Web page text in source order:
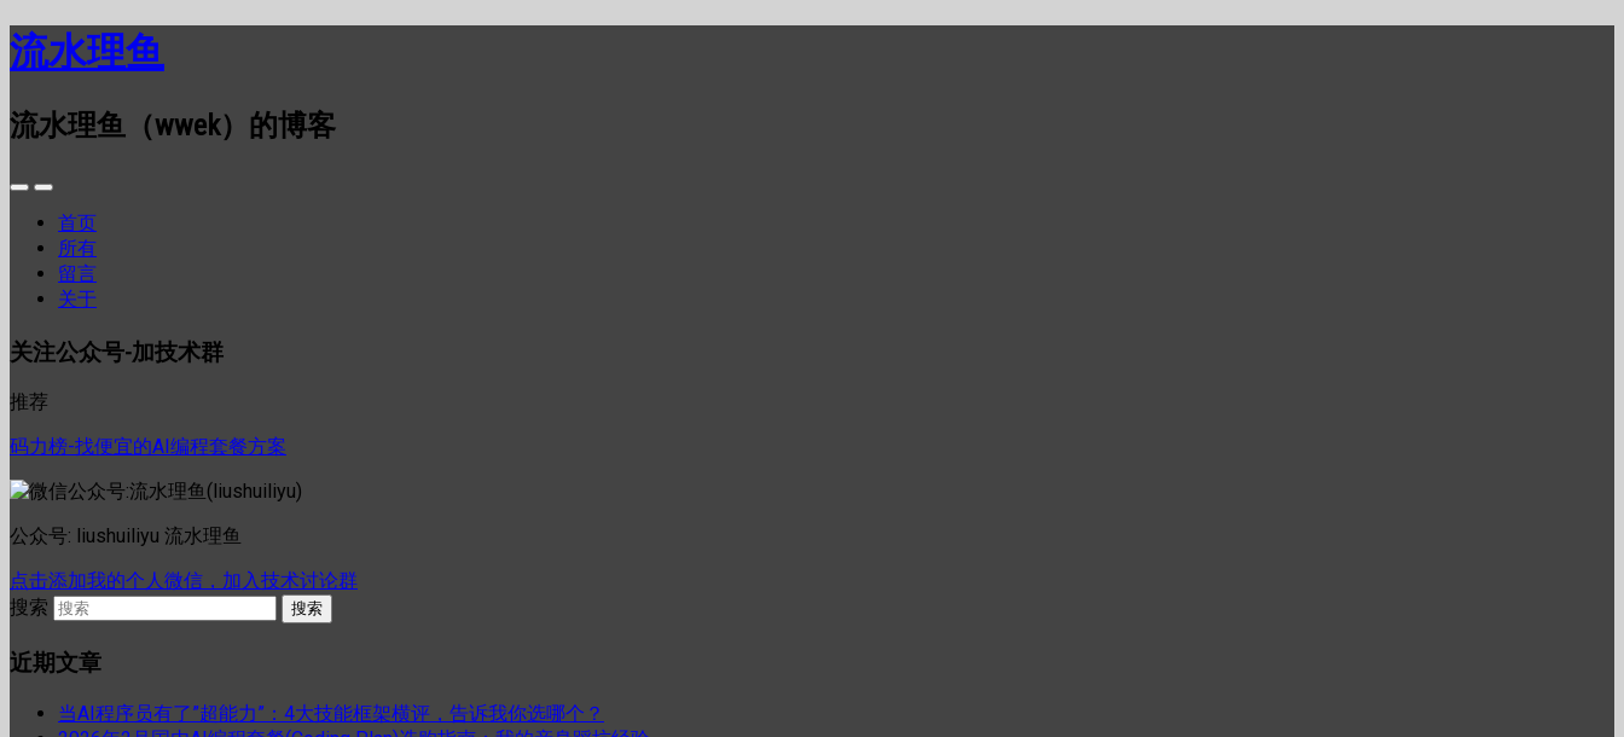
流水理鱼
流水理鱼（wwek）的博客
首页
所有
留言
关于
关注公众号-加技术群
推荐
码力榜-找便宜的AI编程套餐方案
公众号: liushuiliyu 流水理鱼
点击添加我的个人微信，加入技术讨论群
搜索
近期文章
当AI程序员有了”超能力”：4大技能框架横评，告诉我你选哪个？